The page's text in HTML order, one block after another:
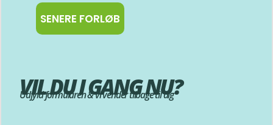
SENERE FORLØB
VIL DU I GANG NU?
Udfyld formularen & vi vender tilbage til dig